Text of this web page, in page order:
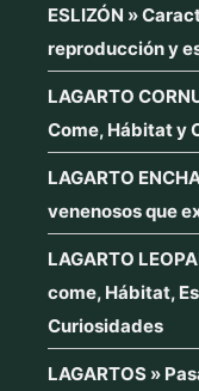
ESLIZÓN »
reproducción y
LAGARTO
Come, Hábitat y
LAGARTO
venenosos que
LAGARTO
come, Hábitat,
Curiosidades
LAGARTOS »